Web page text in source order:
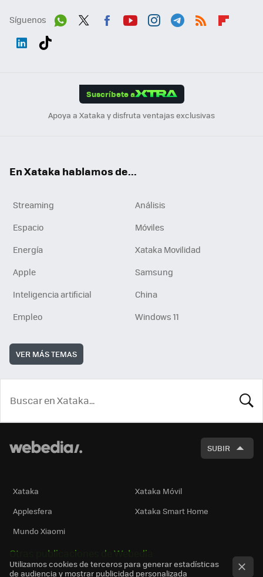
Síguenos
Suscríbete a
Apoya a Xataka y disfruta ventajas exclusivas
En Xataka hablamos de...
Streaming
Análisis
Espacio
Móviles
Energía
Xataka Movilidad
Apple
Samsung
Inteligencia artificial
China
Empleo
Windows 11
VER MÁS TEMAS
SUBIR
Xataka
Xataka Móvil
Applesfera
Xataka Smart Home
Mundo Xiaomi
Otras publicaciones de Webedia
Utilizamos cookies de terceros para generar estadísticas
de audiencia y mostrar publicidad personalizada